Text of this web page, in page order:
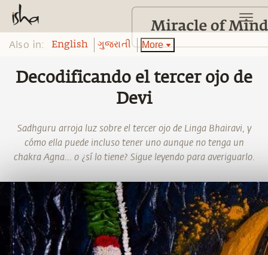
Also in: English ગુજરાતી More
Decodificando el tercer ojo de
Devi
Sadhguru arroja luz sobre el tercer ojo de Linga Bhairavi, y
cómo ella puede incluso tener uno aunque no tenga un
chakra Agna... o ¿sí lo tiene? Sigue leyendo para averiguarlo.